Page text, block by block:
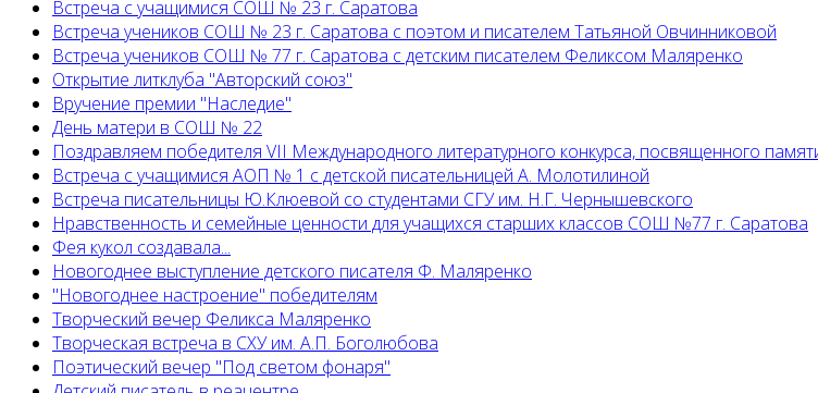
Встреча с учащимися СОШ № 23 г. Саратова
Встреча учеников СОШ № 23 г. Саратова с поэтом и писателем Татьяной Овчинниковой
Встреча учеников СОШ № 77 г. Саратова с детским писателем Феликсом Маляренко
Открытие литклуба "Авторский союз"
Вручение премии "Наследие"
День матери в СОШ № 22
Поздравляем победителя VII Международного литературного конкурса, посвященного
Встреча с учащимися АОП № 1 с детской писательницей А. Молотилиной
Встреча писательницы Ю.Клюевой со студентами СГУ им. Н.Г. Чернышевского
Нравственность и семейные ценности для учащихся старших классов СОШ №77 г. Саратова
Фея кукол создавала...
Новогоднее выступление детского писателя Ф. Маляренко
"Новогоднее настроение" победителям
Творческий вечер Феликса Маляренко
Творческая встреча в СХУ им. А.П. Боголюбова
Поэтический вечер "Под светом фонаря"